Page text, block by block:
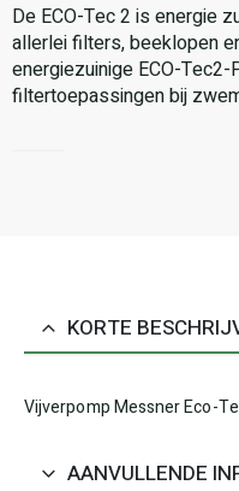
De ECO-Tec 2 is energie
allerlei filters, beeklopen
energiezuinige ECO-
filtertoepassingen bij
KORTE
Vijverpomp Messner Eco-
AANVULLENDE